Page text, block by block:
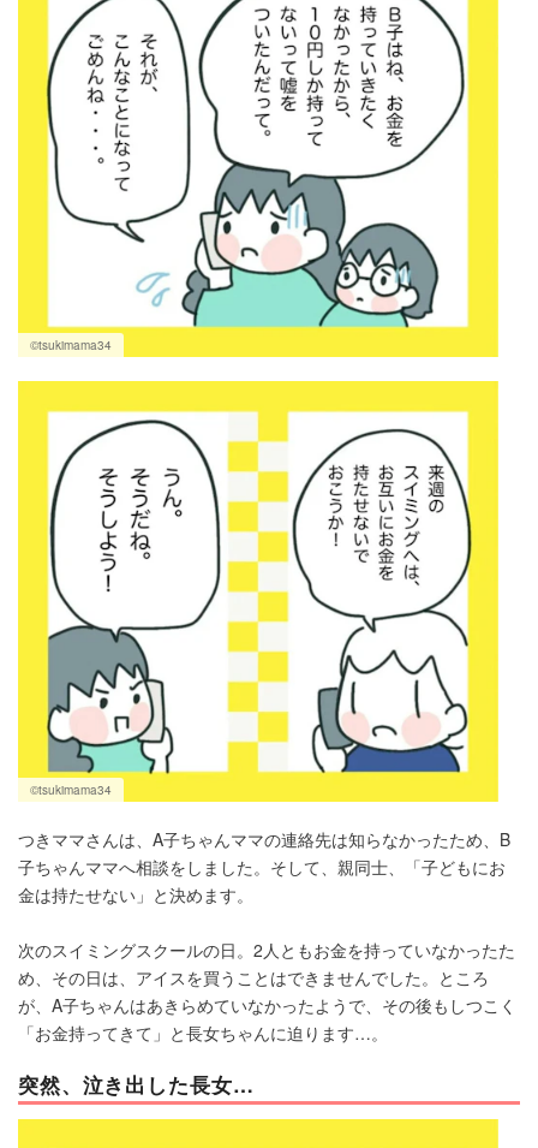
©tsukimama34
©tsukimama34
つきママさんは、A子ちゃんママの連絡先は知らなかったため、B
子ちゃんママへ相談をしました。そして、親同士、「子どもにお
金は持たせない」と決めます。
次のスイミングスクールの日。2人ともお金を持っていなかったた
め、その日は、アイスを買うことはできませんでした。ところ
が、A子ちゃんはあきらめていなかったようで、その後もしつこく
「お金持ってきて」と長女ちゃんに迫ります…。
突然、泣き出した長女…